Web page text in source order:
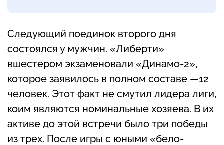
Следующий поединок второго дня
состоялся у мужчин. «Либерти»
вшестером экзаменовали «Динамо-2»,
которое заявилось в полном составе —12
человек. Этот факт не смутил лидера лиги,
коим являются номинальные хозяева. В их
активе до этой встречи было три победы
из трех. После игры с юными «бело-